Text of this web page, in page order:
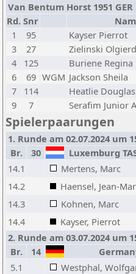
Van Bentum Horst 1951 GER
Rd. Snr
1
95 Kayser Pierrot
3
27 Zielinski Olgierd
4
125 Buriene Regina
6
69 WGM Jackson Sheila
7
114 Heatlie
9
7 Serafim Junior
Spielerpaarungen
1. Runde am 02.07.2024 um
Br.
30 Luxemburg
14.1
Mertens, Marc
14.2
Haensel, Jean-
14.3
Kohnen, Marc
14.4
Kayser, Pierrot
2. Runde am 03.07.2024 um
Br.
14
5.1
Westphal,